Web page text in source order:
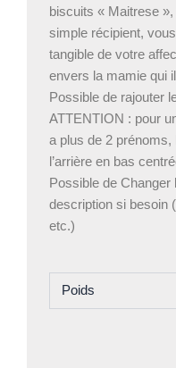
biscuits « Maitrese
simple récipient,
tangible de votre
envers la mamie qui
Possible de rajouter
ATTENTION : pour
a plus de 2
l’arrière en bas
Possible de
description si besoin
etc.)
Poids